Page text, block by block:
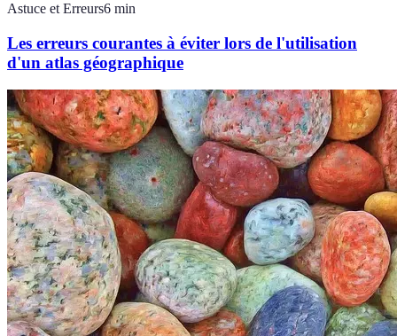
Astuce et Erreurs6 min
Les erreurs courantes à éviter lors de l'utilisation
d'un atlas géographique